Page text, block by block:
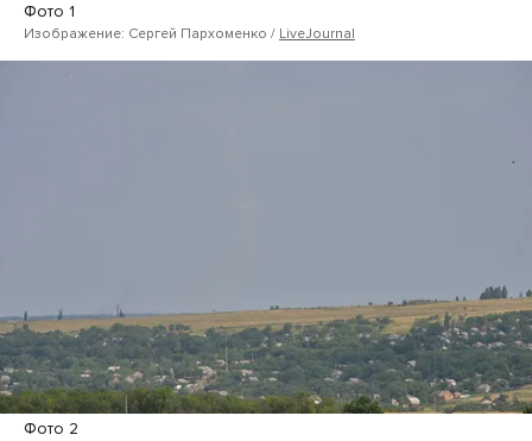
Фото 1
Изображение: Сергей Пархоменко / LiveJournal
Фото 2